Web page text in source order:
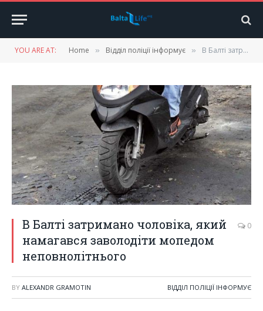
YOU ARE AT: Home » Відділ поліції інформує » В Балті затримано чоловіка, який намагався заволодіти мопедом неповнолітнього
В Балті затримано чоловіка, який
намагався заволодіти мопедом
неповнолітнього
0
BY ALEXANDR GRAMOTIN ВІДДІЛ ПОЛІЦІЇ ІНФОРМУЄ